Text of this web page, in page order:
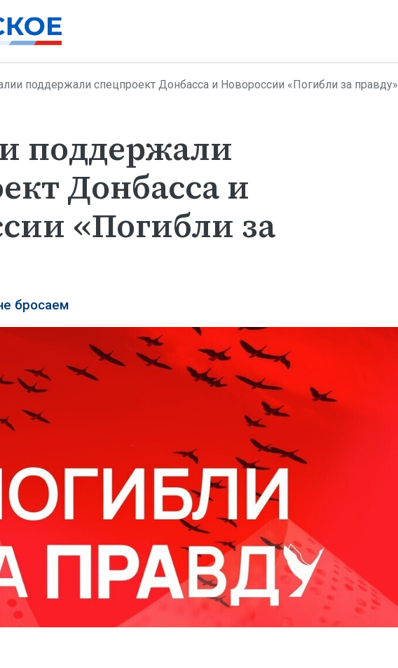
поддержали спецпроект Донбасса и Новороссии «Погибли за правду»
поддержали
Донбасса и
«Погибли за
бросаем